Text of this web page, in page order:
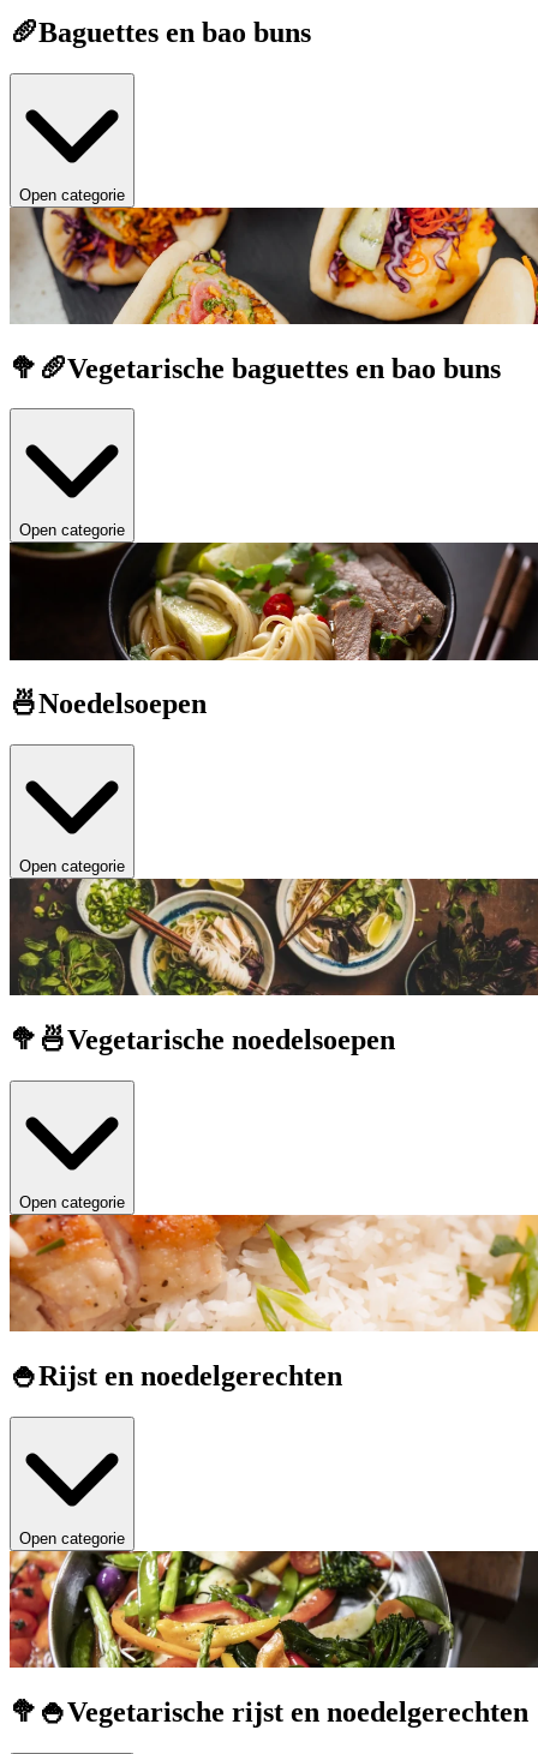
🥖Baguettes en bao buns
Open categorie
🥦🥖Vegetarische baguettes en bao buns
Open categorie
🍜Noedelsoepen
Open categorie
🥦🍜Vegetarische noedelsoepen
Open categorie
🍚Rijst en noedelgerechten
Open categorie
🥦🍚Vegetarische rijst en noedelgerechten